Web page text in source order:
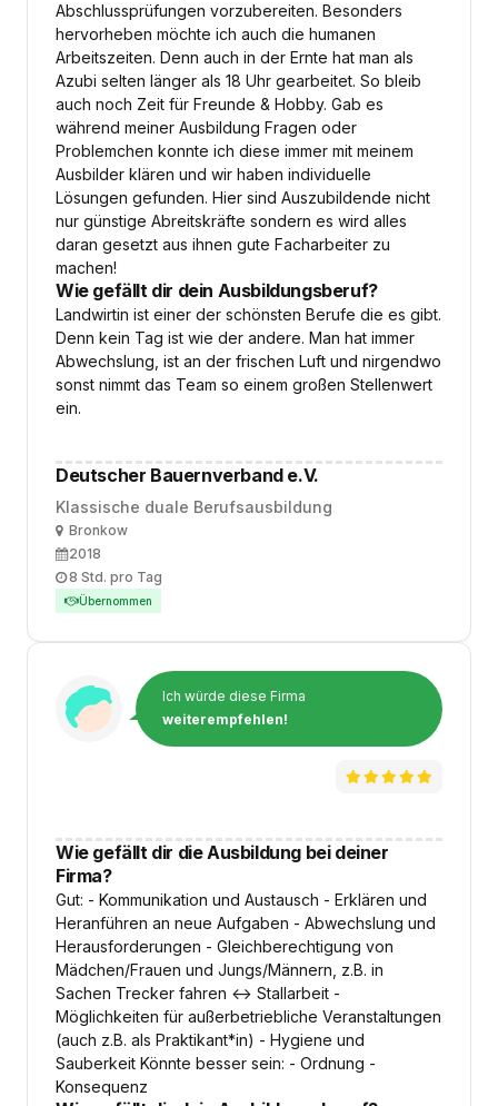
Abschlussprüfungen vorzubereiten. Besonders
hervorheben möchte ich auch die humanen
Arbeitszeiten. Denn auch in der Ernte hat man als
Azubi selten länger als 18 Uhr gearbeitet. So bleib
auch noch Zeit für Freunde & Hobby. Gab es
während meiner Ausbildung Fragen oder
Problemchen konnte ich diese immer mit meinem
Ausbilder klären und wir haben individuelle
Lösungen gefunden. Hier sind Auszubildende nicht
nur günstige Abreitskräfte sondern es wird alles
daran gesetzt aus ihnen gute Facharbeiter zu
machen!
Wie gefällt dir dein Ausbildungsberuf?
Landwirtin ist einer der schönsten Berufe die es gibt.
Denn kein Tag ist wie der andere. Man hat immer
Abwechslung, ist an der frischen Luft und nirgendwo
sonst nimmt das Team so einem großen Stellenwert
ein.
Deutscher Bauernverband e.V.
Klassische duale Berufsausbildung
OrtBronkow
Ausbildungsbeginn
2018
Arbeitszeit
8 Std. pro Tag
Übernommen
Ich würde diese Firma
weiterempfehlen!
Wie gefällt dir die Ausbildung bei deiner
Firma?
Gut: - Kommunikation und Austausch - Erklären und
Heranführen an neue Aufgaben - Abwechslung und
Herausforderungen - Gleichberechtigung von
Mädchen/Frauen und Jungs/Männern, z.B. in
Sachen Trecker fahren <-> Stallarbeit -
Möglichkeiten für außerbetriebliche Veranstaltungen
(auch z.B. als Praktikant*in) - Hygiene und
Sauberkeit Könnte besser sein: - Ordnung -
Konsequenz